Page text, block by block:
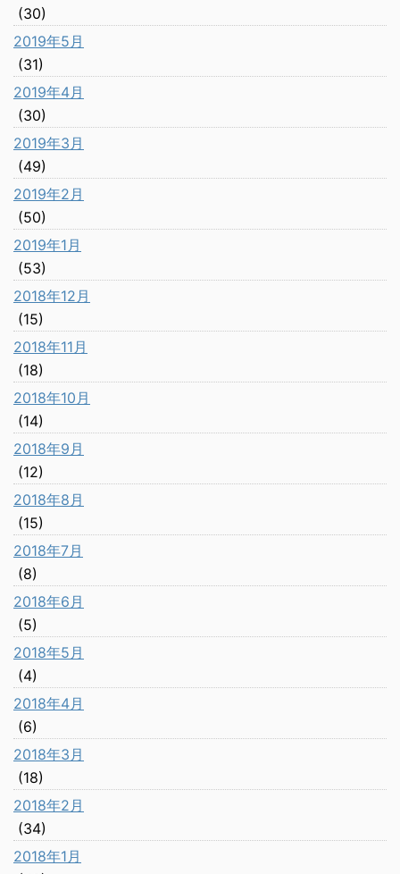
(30)
2019年5月
(31)
2019年4月
(30)
2019年3月
(49)
2019年2月
(50)
2019年1月
(53)
2018年12月
(15)
2018年11月
(18)
2018年10月
(14)
2018年9月
(12)
2018年8月
(15)
2018年7月
(8)
2018年6月
(5)
2018年5月
(4)
2018年4月
(6)
2018年3月
(18)
2018年2月
(34)
2018年1月